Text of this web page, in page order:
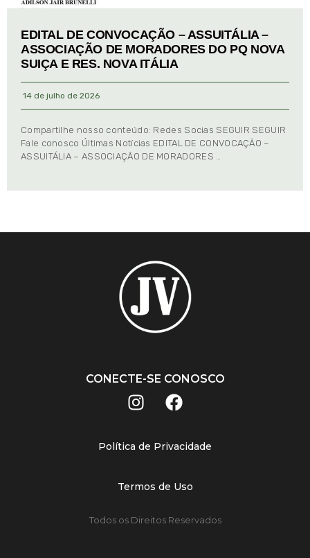
EDITAL DE CONVOCAÇÃO – ASSUITÁLIA –
ASSOCIAÇÃO DE MORADORES DO PQ NOVA
SUIÇA E RES. NOVA ITÁLIA
14 de julho de 2026
Compartilhe nosso conteúdo: Redes Socias SEGUIR SEGUIR
Fale conosco Últimas Notícias EDITAL DE CONVOCAÇÃO –
ASSUITÁLIA – ASSOCIAÇÃO DE MORADORES …
CONECTE-SE CONOSCO
Política de Privacidade
Termos de Uso
Todos os Direitos Reservados